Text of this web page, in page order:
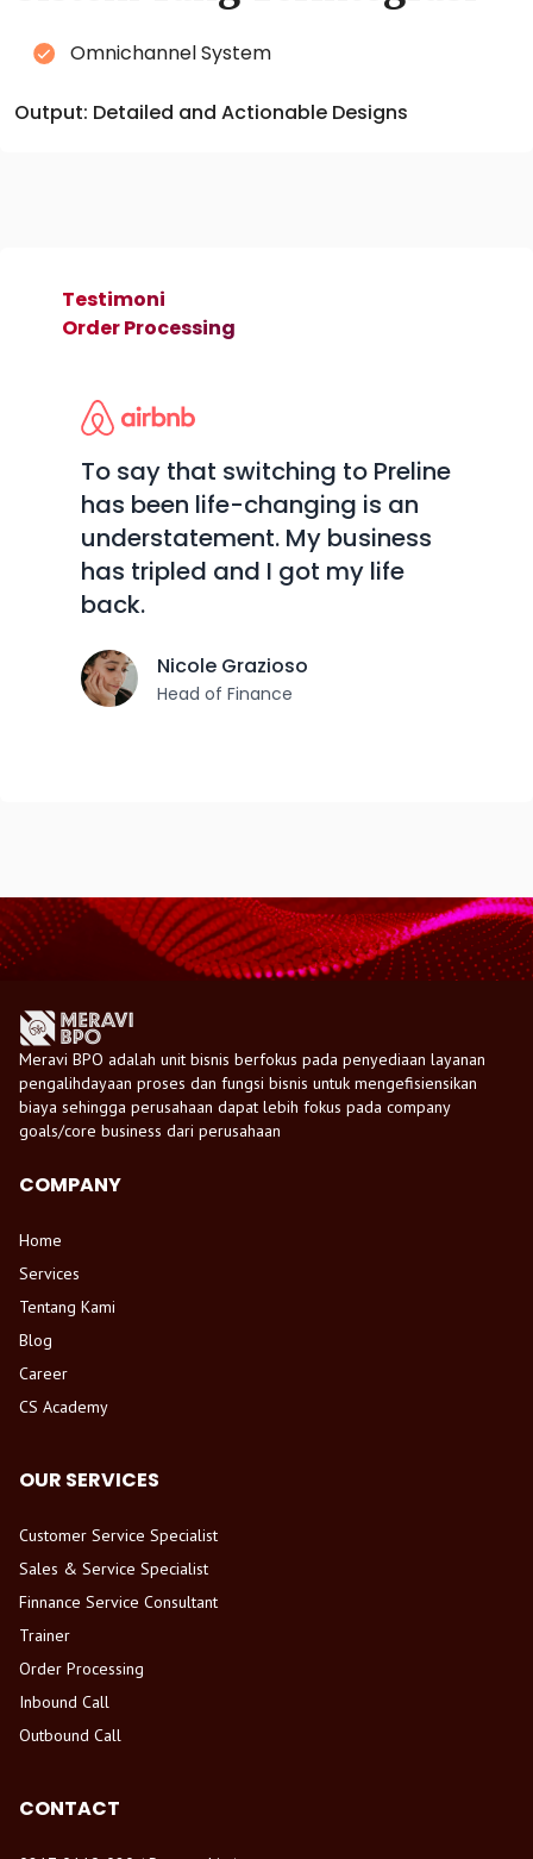
Omnichannel System
Output: Detailed and Actionable Designs
Testimoni
Order Processing
To say that switching to Preline
has been life-changing is an
understatement. My business
has tripled and I got my life
back.
Nicole Grazioso
Head of Finance
Meravi BPO adalah unit bisnis berfokus pada penyediaan layanan
pengalihdayaan proses dan fungsi bisnis untuk mengefisiensikan
biaya sehingga perusahaan dapat lebih fokus pada company
goals/core business dari perusahaan
COMPANY
Home
Services
Tentang Kami
Blog
Career
CS Academy
OUR SERVICES
Customer Service Specialist
Sales & Service Specialist
Finnance Service Consultant
Trainer
Order Processing
Inbound Call
Outbound Call
CONTACT